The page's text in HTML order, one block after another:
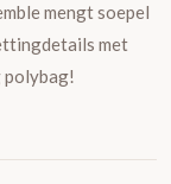
mengt soepel
met
polybag!